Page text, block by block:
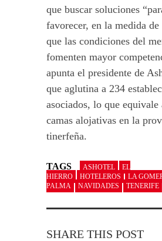
que buscar soluciones
favorecer, en la medida
que las condiciones del
fomenten mayor
apunta el presidente de
que aglutina a 234
asociados, lo que equivale
camas alojativas en la
tinerfeña.
TAGS ASHOTEL
EL
HIERRO
HOTELEROS LA
PALMA
NAVIDADES TENERIFE
SHARE THIS POST